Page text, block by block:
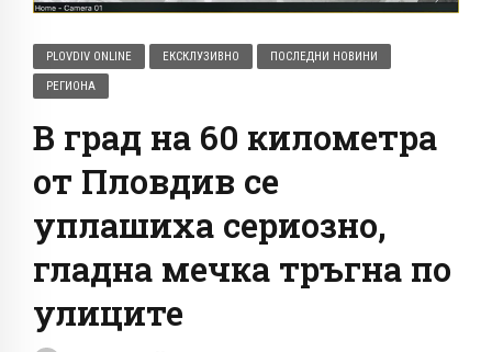
PLOVDIV ONLINE ЕКСКЛУЗИВНО ПОСЛЕДНИ НОВИНИ
РЕГИОНА
В град на 60 километра
от Пловдив се
уплашиха сериозно,
гладна мечка тръгна по
улиците